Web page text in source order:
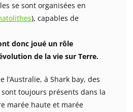
se sont organisées en
), capables de
donc joué un rôle
tion de la vie sur Terre.
l’Australie, à Shark bay, des
toujours présents dans la
marée haute et marée